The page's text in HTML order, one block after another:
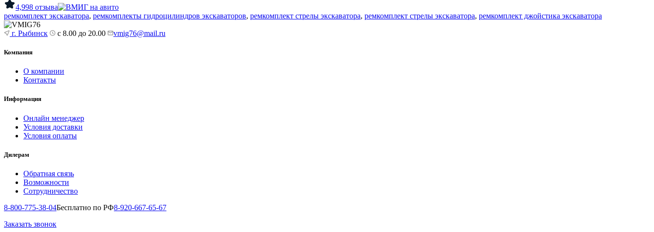
4,998 отзыва
ремкомплект экскаватора, ремкомплекты гидроцилиндров экскаваторов, ремкомплект стрелы экскаватора, ремкомплект стрелы экскаватора, ремкомплект джойстика экскаватора
г. Рыбинск с 8.00 до 20.00 vmig76@mail.ru
Компания
О компании
Контакты
Информация
Онлайн менеджер
Условия доставки
Условия оплаты
Дилерам
Обратная связь
Возможности
Сотрудничество
8-800-775-38-04Бесплатно по РФ8-920-667-65-67
Заказать звонок